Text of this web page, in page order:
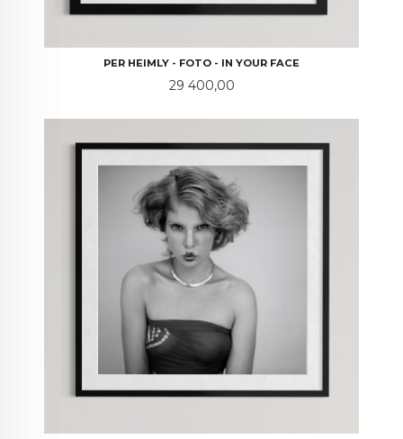
PER HEIMLY - FOTO - IN YOUR FACE
Pris
29 400,00